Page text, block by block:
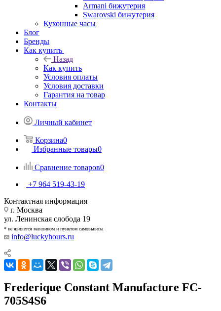
Armani бижутерия
Swarovski бижутерия
Кухонные часы
Блог
Бренды
Как купить
Назад
Как купить
Условия оплаты
Условия доставки
Гарантия на товар
Контакты
Личный кабинет
Корзина0
Избранные товары0
Сравнение товаров0
+7 964 519-43-19
Контактная информация
г. Москва
ул. Ленинская слобода 19
* не является магазином и пунктом самовывоза
info@luckyhours.ru
Frederique Constant Manufacture FC-
705S4S6